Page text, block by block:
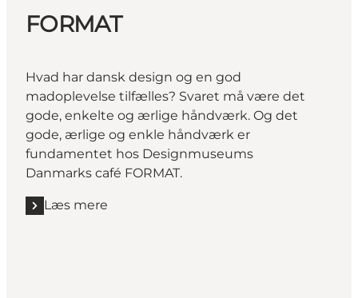
FORMAT
Hvad har dansk design og en god
madoplevelse tilfælles? Svaret må være det
gode, enkelte og ærlige håndværk. Og det
gode, ærlige og enkle håndværk er
fundamentet hos Designmuseums
Danmarks café FORMAT.
Læs mere
Læs mere "FORMAT"